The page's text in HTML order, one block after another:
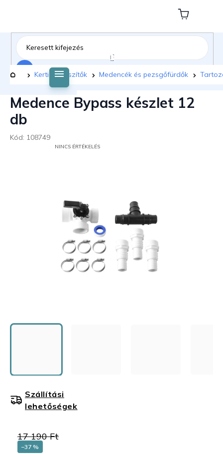
tartalomhoz
Kosár
Kezdőlap
Kerti kiegészítők Medencék és pezsgőfürdők
Medence Bypass készlet 12
db
Kód: 108749
NINCS ÉRTÉKELÉS
17 190 Ft
–37 %
Szállítási
lehetőségek